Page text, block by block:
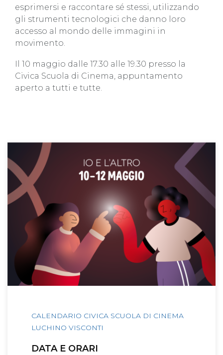
esprimersi e raccontare sé stessi, utilizzando
gli strumenti tecnologici che danno loro
accesso al mondo delle immagini in
movimento.
Il 10 maggio dalle 17.30 alle 19.30 presso la
Civica Scuola di Cinema, appuntamento
aperto a tutti e tutte.
CALENDARIO CIVICA SCUOLA DI CINEMA
LUCHINO VISCONTI
DATA E ORARI